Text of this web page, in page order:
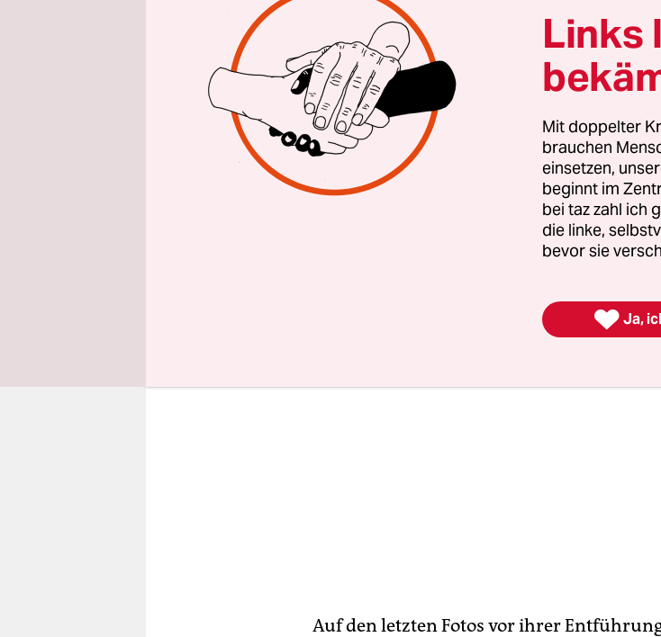
Monate hatte die 25-jährige Mailänderin,
Kenia entführt worden war, in der
Shabaab-Miliz verbracht, ehe sie in der
freigelassen wurde.
DieTV-Nachrichten aller Kanälemachten
Ankunft auf dem römischen Flughafen
Ministerpräsidenten Giuseppe Conte,
Maio und natürlich von ihrer Familie.
Frau, die sich verändert hatte.
Auf den letzten Fotos vor ihrer
Links
Mit doppelter
brauchen
einsetzen,
beginnt im
bei taz zahl ich
die linke,
bevor sie
 Ja,